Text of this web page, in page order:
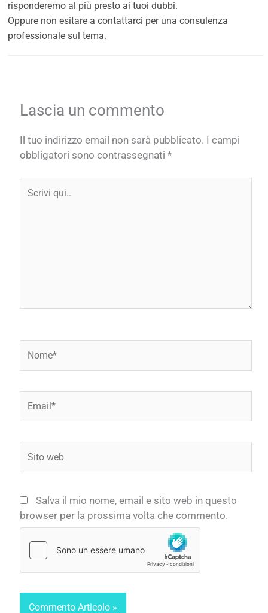
risponderemo al più presto ai tuoi dubbi.
Oppure non esitare a contattarci per una consulenza
professionale sul tema.
Lascia un commento
Il tuo indirizzo email non sarà pubblicato. I campi
obbligatori sono contrassegnati *
qui..
web
Salva il mio nome, email e sito web in questo
browser per la prossima volta che commento.